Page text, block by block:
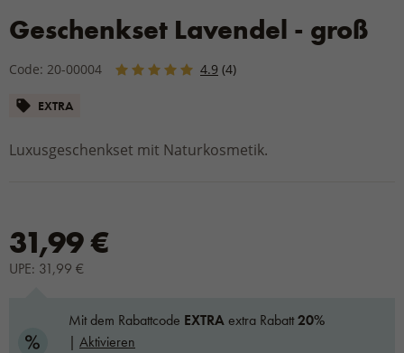
Geschenkset Lavendel - groß
Code: 20-00004 4.9 (4)
EXTRA
Luxusgeschenkset mit Naturkosmetik.
31,99 €
UPE: 31,99 €
Mit dem Rabattcode EXTRAextra Rabatt20%
| Aktivieren
LIPPENBALSAM